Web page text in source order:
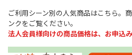
ご利用シーン別の人気商品はこちら。
ンクをご覧ください。
法人会員様向けの商品価格は、お申込